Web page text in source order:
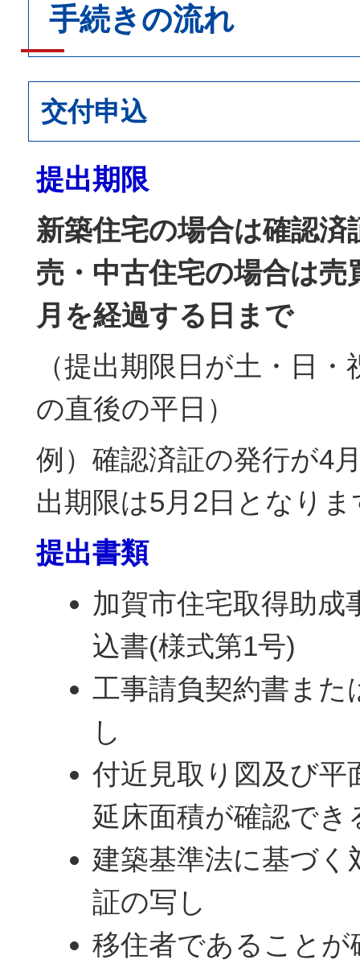
手続きの流れ
交付申込
提出期限
新築住宅の場合は確認済
売・中古住宅の場合は売
月を経過する日まで
（提出期限日が土・日
の直後の平日）
例）確認済証の発行が4
出期限は5月2日となりま
提出書類
加賀市住宅取得助成
込書(様式第1号)
工事請負契約書また
し
付近見取り図及び平
延床面積が確認でき
建築基準法に基づく
証の写し
移住者であることが